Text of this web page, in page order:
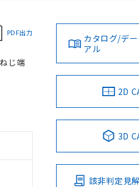
PDF出力
じ端
カタログ/デ
アル
2D
3D
該非判定見